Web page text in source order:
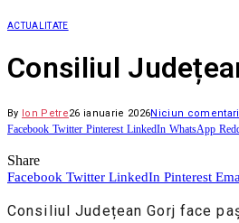
ACTUALITATE
Consiliul
By Ion Petre26 ianuarie 2026Niciun
Facebook Twitter Pinterest LinkedIn WhatsApp
Share
Facebook Twitter LinkedIn Pinterest
Consiliul Județean Gorj face